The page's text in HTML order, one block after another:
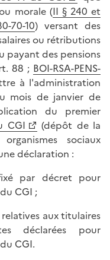
morale (II § 240 et
70-10) versant des
ou rétributions
payant des pensions
88 ; BOI-RSA-PENS-
à l'administration
mois de janvier de
du premier
CGI
(dépôt de la
sociaux
déclaration :
par décret pour
CGI ;
aux titulaires
déclarées pour
CGI.